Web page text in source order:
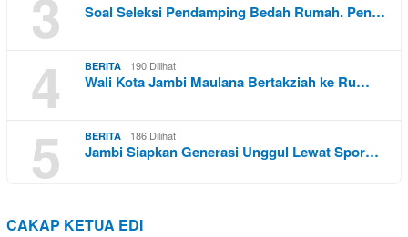
3 Soal Seleksi Pendamping Bedah Rumah. Pen…
4 BERITA 190 Dilihat
Wali Kota Jambi Maulana Bertakziah ke Ru…
5 BERITA 186 Dilihat
Jambi Siapkan Generasi Unggul Lewat Spor…
CAKAP KETUA EDI